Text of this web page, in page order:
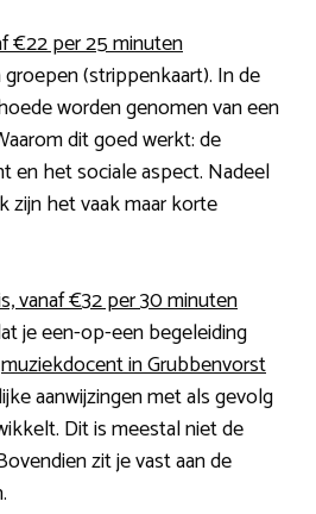
€22 per 25 minuten
(strippenkaart). In de
worden genomen van een
dit goed werkt: de
en het sociale aspect. Nadeel
zijn het vaak maar korte
vanaf €32 per 30 minuten
je een-op-een begeleiding
muziekdocent in Grubbenvorst
aanwijzingen met als gevolg
Dit is meestal niet de
zit je vast aan de